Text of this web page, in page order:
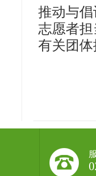
推动与倡
志愿者
有关团